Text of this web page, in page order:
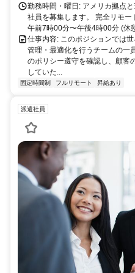
勤務時間・曜日: アメリカ拠点
社員を募集します。 完全リモ
午前7時00分〜午後4時00分 (休
仕事内容: このポジションでは
管理・最適化を行うチームの一
のポリシー遵守を確認し、顧客
していた...
固定時間制 フルリモート 昇給あり
派遣社員